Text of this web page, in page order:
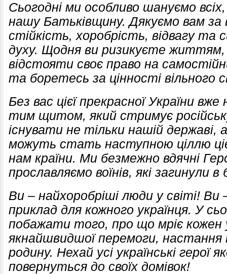
Сьогодні ми особливо шануємо
нашу Батьківщину. Дякуємо вам за
стійкість, хоробрість, відвагу та
духу. Щодня ви ризикуєте життям,
відстояти своє право на
та боретесь за цінності вільного
Без вас цієї прекрасної України
тим щитом, який стримує
існувати не тільки нашій державі,
можуть стать наступною ціллю
нам країни. Ми безмежно вдячні
прославляємо воїнів, які загинули в
Ви – найхоробріші люди у світі! Ви
приклад для кожного українця. У
побажати того, про що мріє кожен
якнайшвидшої перемоги,
родину. Нехай усі українські герої
повернуться до своїх домівок!